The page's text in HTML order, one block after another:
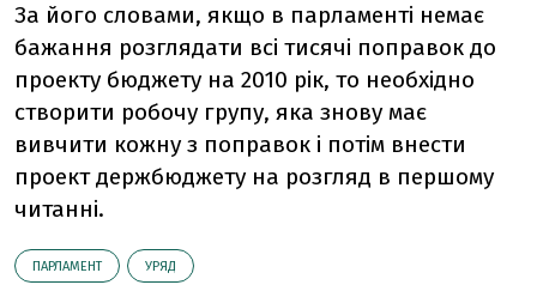
За його словами, якщо в парламенті немає
бажання розглядати всі тисячі поправок до
проекту бюджету на 2010 рік, то необхідно
створити робочу групу, яка знову має
вивчити кожну з поправок і потім внести
проект держбюджету на розгляд в першому
читанні.
ПАРЛАМЕНТ УРЯД